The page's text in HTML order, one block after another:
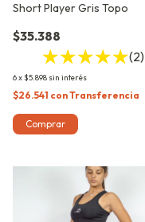
Short Player Gris Topo
$35.388
(2)
6x $5.898 sin interés
$26.541 conTransferencia
Comprar